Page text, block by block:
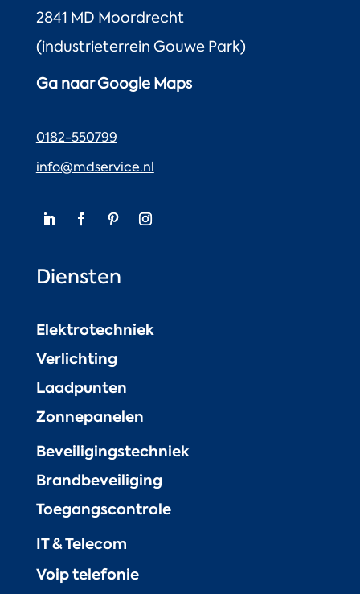
2841 MD Moordrecht
(industrieterrein Gouwe Park)
Ga naar Google Maps
0182-550799
info@mdservice.nl
Diensten
Elektrotechniek
Verlichting
Laadpunten
Zonnepanelen
Beveiligingstechniek
Brandbeveiliging
Toegangscontrole
IT & Telecom
Voip telefonie